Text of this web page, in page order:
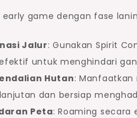
early game dengan fase
Jalur: Gunakan Spirit
untuk menghindari
Hutan:
dan bersiap
Peta: Roaming